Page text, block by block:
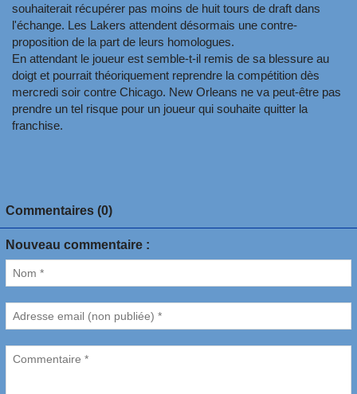
souhaiterait récupérer pas moins de huit tours de draft dans
l'échange. Les Lakers attendent désormais une contre-
proposition de la part de leurs homologues.
En attendant le joueur est semble-t-il remis de sa blessure au
doigt et pourrait théoriquement reprendre la compétition dès
mercredi soir contre Chicago. New Orleans ne va peut-être pas
prendre un tel risque pour un joueur qui souhaite quitter la
franchise.
Commentaires (0)
Nouveau commentaire :